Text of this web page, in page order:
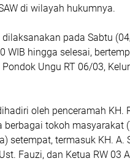
di wilayah hukumnya.
pada Sabtu
WIB hingga selesai,
Ungu RT 06/03,
oleh penceramah KH.
berbagai tokoh masyarakat
setempat, termasuk KH. A.
Fauzi, dan Ketua RW 03